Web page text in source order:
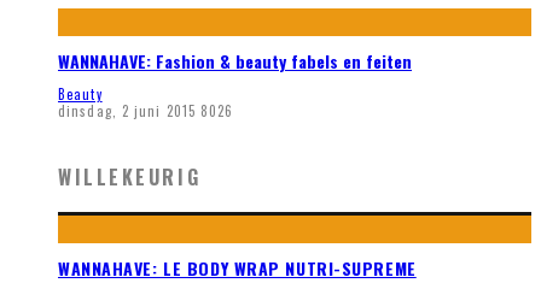
WANNAHAVE: Fashion & beauty fabels en feiten
Beauty
dinsdag, 2 juni 2015 8026
WILLEKEURIG
WANNAHAVE: LE BODY WRAP NUTRI-SUPREME